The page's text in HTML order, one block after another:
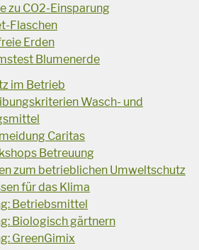
zu CO2-Einsparung
Flaschen
Erden
Blumenerde
im Betrieb
Wasch- und
Caritas
Betreuung
zum betrieblichen Umweltschutz
für das Klima
Betriebsmittel
Biologisch gärtnern
GreenGimix